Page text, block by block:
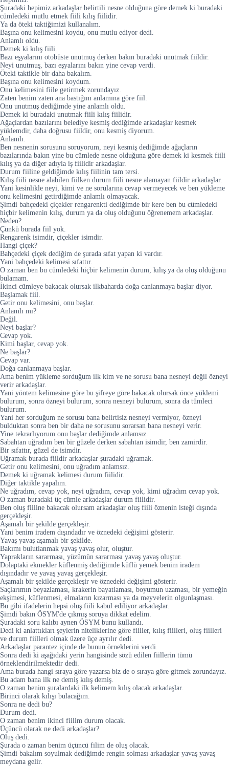
Şuradaki hepimiz arkadaşlar belirtili nesne olduğuna göre demek ki buradaki
cümledeki mutlu etmek fiili kılış fiilidir.
Ya da öteki taktiğimizi kullanalım.
Başına onu kelimesini koydu, onu mutlu ediyor dedi.
Anlamlı oldu.
Demek ki kılış fiili.
Bazı eşyalarını otobüste unutmuş derken bakın buradaki unutmak fiildir.
Neyi unutmuş, bazı eşyalarını bakın yine cevap verdi.
Öteki taktikle bir daha bakalım.
Başına onu kelimesini koydum.
Onu kelimesini fiile getirmek zorundayız.
Zaten benim zaten ana bastığım anlamına göre fiil.
Onu unutmuş dediğimde yine anlamlı oldu.
Demek ki buradaki unutmak fiili kılış fiilidir.
Ağaçlardan bazılarını belediye kesmiş dediğimde arkadaşlar kesmek
yüklemdir, daha doğrusu fiildir, onu kesmiş diyorum.
Anlamlı.
Ben nesnenin sorusunu soruyorum, neyi kesmiş dediğimde ağaçların
bazılarında bakın yine bu cümlede nesne olduğuna göre demek ki kesmek fiili
kılış ya da diğer adıyla iş fiilidir arkadaşlar.
Durum fiiline geldiğimde kılış fiilinin tam tersi.
Kılış fiili nesne alabilen fiilken durum fiili nesne alamayan fiildir arkadaşlar.
Yani kesinlikle neyi, kimi ve ne sorularına cevap vermeyecek ve ben yükleme
onu kelimesini getirdiğimde anlamlı olmayacak.
Şimdi bahçedeki çiçekler rengarenkti dediğimde bir kere ben bu cümledeki
hiçbir kelimenin kılış, durum ya da oluş olduğunu öğrenemem arkadaşlar.
Neden?
Çünkü burada fiil yok.
Rengarenk isimdir, çiçekler isimdir.
Hangi çiçek?
Bahçedeki çiçek dediğim de şurada sıfat yapan ki vardır.
Yani bahçedeki kelimesi sıfattır.
O zaman ben bu cümledeki hiçbir kelimenin durum, kılış ya da oluş olduğunu
bulamam.
İkinci cümleye bakacak olursak ilkbaharda doğa canlanmaya başlar diyor.
Başlamak fiil.
Getir onu kelimesini, onu başlar.
Anlamlı mı?
Değil.
Neyi başlar?
Cevap yok.
Kimi başlar, cevap yok.
Ne başlar?
Cevap var.
Doğa canlanmaya başlar.
Ama benim yükleme sorduğum ilk kim ve ne sorusu bana nesneyi değil özneyi
verir arkadaşlar.
Yani yöntem kelimesine göre bu şifreye göre bakacak olursak önce yüklemi
bulurum, sonra özneyi bulurum, sonra nesneyi bulurum, sonra da tümleci
bulurum.
Yani her sorduğum ne sorusu bana belirtisiz nesneyi vermiyor, özneyi
bulduktan sonra ben bir daha ne sorusunu sorarsan bana nesneyi verir.
Yine tekrarlıyorum onu başlar dediğimde anlamsız.
Sabahtan uğradım ben bir güzele derken sabahtan isimdir, ben zamirdir.
Bir sıfattır, güzel de isimdir.
Uğramak burada fiildir arkadaşlar şuradaki uğramak.
Getir onu kelimesini, onu uğradım anlamsız.
Demek ki uğramak kelimesi durum fiilidir.
Diğer taktikle yapalım.
Ne uğradım, cevap yok, neyi uğradım, cevap yok, kimi uğradım cevap yok.
O zaman buradaki üç cümle arkadaşlar durum fiilidir.
Ben oluş fiiline bakacak olursam arkadaşlar oluş fiili öznenin isteği dışında
gerçekleşir.
Aşamalı bir şekilde gerçekleşir.
Yani benim iradem dışındadır ve öznedeki değişimi gösterir.
Yavaş yavaş aşamalı bir şekilde.
Bakımı bulutlanmak yavaş yavaş olur, oluştur.
Yaprakların sararması, yüzümün sararması yavaş yavaş oluştur.
Dolaptaki ekmekler küflenmiş dediğimde küflü yemek benim iradem
dışındadır ve yavaş yavaş gerçekleşir.
Aşamalı bir şekilde gerçekleşir ve öznedeki değişimi gösterir.
Saçlarımın beyazlaması, krakerin bayatlaması, boyumun uzaması, bir yemeğin
ekşimesi, küflenmesi, elmaların kızarması ya da meyvelerin olgunlaşması.
Bu gibi ifadelerin hepsi oluş fiili kabul ediliyor arkadaşlar.
Şimdi bakın ÖSYM'de çıkmış soruya dikkat edelim.
Şuradaki soru kalıbı aynen ÖSYM bunu kullandı.
Dedi ki anlattıkları şeylerin niteliklerine göre fiiller, kılış fiilleri, oluş fiilleri
ve durum fiilleri olmak üzere üçe ayrılır dedi.
Arkadaşlar parantez içinde de bunun örneklerini verdi.
Sonra dedi ki aşağıdaki yerin hangisinde sözü edilen fiillerin tümü
örneklendirilmektedir dedi.
Ama burada hangi sıraya göre yazarsa biz de o sıraya göre gitmek zorundayız.
Bu adam bana ilk ne demiş kılış demiş.
O zaman benim şuralardaki ilk kelimem kılış olacak arkadaşlar.
Birinci olarak kılışı bulacağım.
Sonra ne dedi bu?
Durum dedi.
O zaman benim ikinci fiilim durum olacak.
Üçüncü olarak ne dedi arkadaşlar?
Oluş dedi.
Şurada o zaman benim üçüncü filim de oluş olacak.
Şimdi bakalım soyulmak dediğimde rengin solması arkadaşlar yavaş yavaş
meydana gelir.